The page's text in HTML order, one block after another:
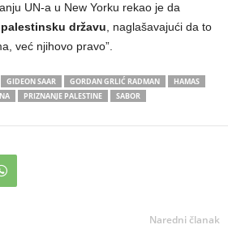
UN-a u New Yorku rekao je da
državu , naglašavajući da to
već njihovo pravo”.
GIDEON SAAR GORDAN GRLIĆ RADMAN
HAMAS
PRIZNANJE PALESTINE
SABOR
Naredni članak